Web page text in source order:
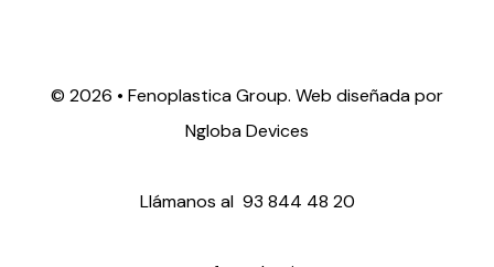
© 2026 • Fenoplastica Group. Web diseñada por
Ngloba Devices
Llámanos al 93 844 48 20